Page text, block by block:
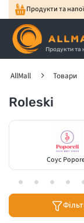
Продукти та напої
Продукти та
AllMall Товари
Roleski
Соус